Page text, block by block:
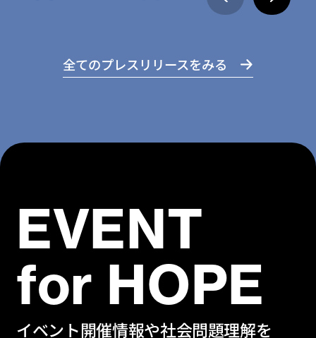
全てのプレスリリースをみる
EVENT
for HOPE
イベント開催情報や社会問題理解を